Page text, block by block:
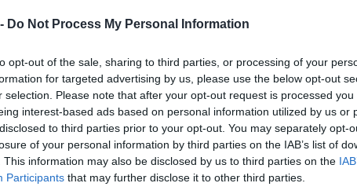
Do Not Process My Personal Information
opt-out of the sale, sharing to third parties, or processing of your
for targeted advertising by us, please use the below opt-out
selection. Please note that after your opt-out request is processed you
interest-based ads based on personal information utilized by us or
to third parties prior to your opt-out. You may separately opt-
of your personal information by third parties on the IAB’s list of
This information may also be disclosed by us to third parties on the
Participants that may further disclose it to other third parties.
un vero e proprio viaggio nei sapori, capace
freschi e di qualità, rigorosamente
che ti sorprenderà?<\/p>